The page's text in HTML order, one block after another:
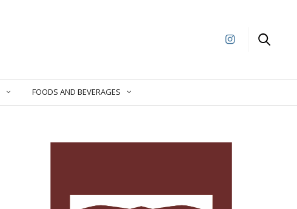
FOODS AND BEVERAGES